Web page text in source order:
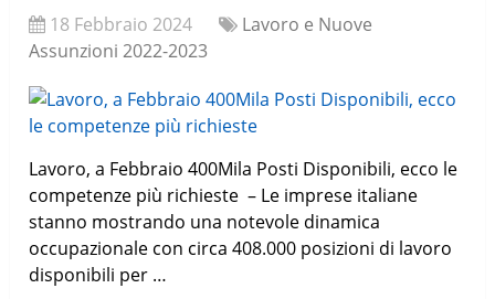
18 Febbraio 2024
Lavoro e Nuove
Assunzioni 2022-2023
Lavoro, a Febbraio 400Mila Posti Disponibili, ecco le
competenze più richieste – Le imprese italiane
stanno mostrando una notevole dinamica
occupazionale con circa 408.000 posizioni di lavoro
disponibili per …